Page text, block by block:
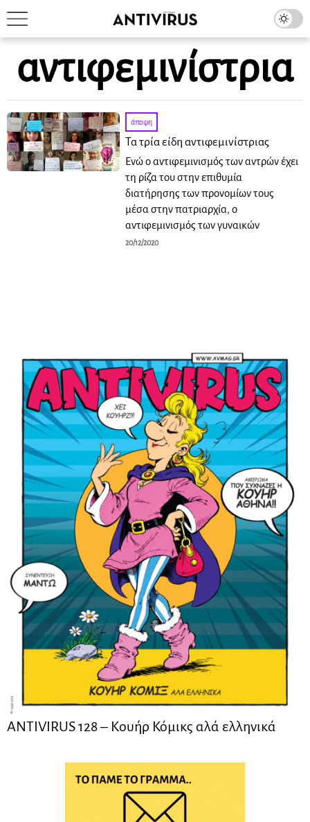
αντιφεμινίστρια
άποψη
Τα τρία είδη αντιφεμινίστριας
Eνώ ο αντιφεμινισμός των αντρών έχει
τη ρίζα του στην επιθυμία
διατήρησης των προνομίων τους
μέσα στην πατριαρχία, ο
αντιφεμινισμός των γυναικών
20/12/2020
ANTIVIRUS 128 – Kουήρ Κόμικς αλά ελληνικά